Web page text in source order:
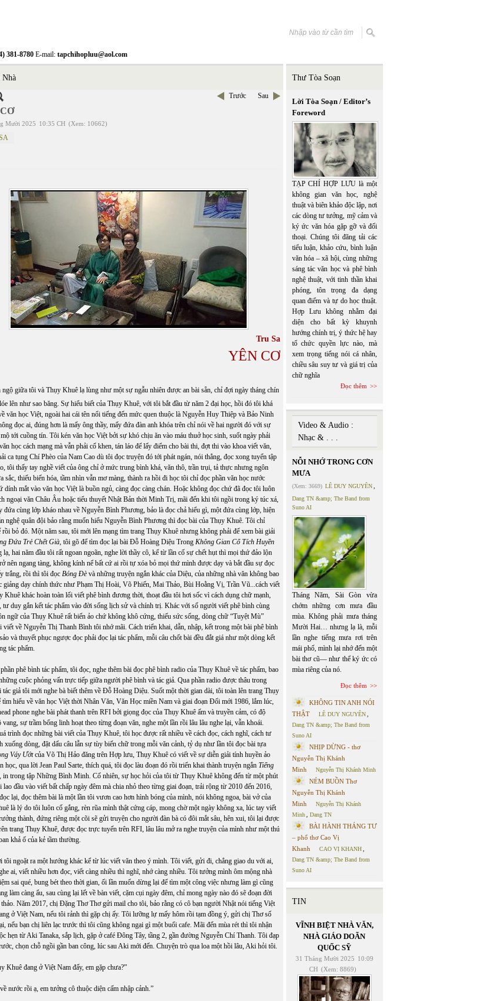
381-8780 E-mail: tapchihopluu@aol.com
Nhà
Trước Sau
Mười 2025 10:35 CH (Xem: 10662)
Tru Sa
YÊN CƠ
ngộ giữa tôi và Thụy Khuê lạ lùng như một sự ngẫu nhiên được an bài sẵn, chỉ đợi ngày tháng chín
lên như sao băng. Sự hiểu biết của Thụy Khuê, với tôi bắt đầu từ năm 2 đại học, hồi đó tôi khá
văn học Việt, ngoài hai cái tên nổi tiếng đến mức quen thuộc là Nguyễn Huy Thiệp và Bảo Ninh
đọc ai, đúng hơn là mấy ông thầy, mấy đứa đàn anh khóa trên chỉ nói về hai người đó với sự
tới cuồng tín. Tôi kén văn học Việt bởi sự khó chịu ăn vào máu thuở học sinh, suốt ngày phải
học cách mạng mà vẫn phải cố khen, tán láo để lấy điểm cho bài thi, đợt thi vào khoa viết văn,
ca tụng Chí Phèo của Nam Cao dù tôi đọc truyện đó tới phát ngán, nói thẳng, đọc xong tuyển tập
tôi thấy tay nghề viết của ông chỉ ở mức trung bình khá, văn thô, trần trụi, tả thực nhưng ngôn
sắc, thiếu biến hóa, tầm nhìn vẫn mơ màng, thành ra hồi đi học tôi chỉ đọc phần văn học nước
dính mắt vào văn học Việt là buồn ngủ, càng đọc càng chán. Hoặc không đọc chứ đã đọc tôi luôn
ngoại văn Châu Âu hoặc tiểu thuyết Nhật Bản thời Minh Trị, mãi đến khi tôi ngồi trong ký túc xá,
đứa cùng lớp kháo nhau về Nguyễn Bình Phương, bảo là đọc chả hiểu gì, một đứa cùng lớp, hiện
nghệ quân đội bảo rằng muốn hiểu Nguyễn Bình Phương thì đọc bài của Thụy Khuê. Tôi chỉ
rồi bỏ đó. Một năm sau, tôi mới lên mạng tìm trang Thụy Khuê nhưng không phải để xem bài giải
Đứa Trẻ Chết Già, tôi gõ để tìm đọc lại bài Đỗ Hoàng Diệu Trong Không Gian Cổ Tích Huyền
lạ, hai năm đầu tôi rất ngoan ngoãn, nghe lời thầy cô, kể từ lần cố sự chết hụt thì mọi thứ đảo lộn
nên ngang tàng, không kính nể bất cứ ai rồi tự xóa bỏ mọi thứ mình được dạy và bắt đầu sự đọc
trắng, rồi thì tôi đọc Bóng Đè và những truyện ngắn khác của Diệu, của những nhà văn không bao
giảng dạy chính thức như Phạm Thị Hoài, Võ Phiến, Mai Thảo, Bùi Hoằng Vị, Trần Vũ...cách viết
Khuê khác hoàn toàn lối viết phê bình đương thời, thoạt đầu tôi hơi sốc vì cách dụng chữ mạnh,
tư duy gắn kết tác phẩm vào đời sống lịch sử và chính trị. Khác với số người viết phê bình cùng
ngữ của Thụy Khuê rất biến ảo chứ không khô cứng, thiếu sức sống, dòng chữ “Tuyệt Mù”
viết về Nguyễn Thị Thanh Bình tôi nhớ mãi. Cách triển khai, dẫn, nhập, kết trong một bài phê bình
và thuyết phục ngược đọc phải đọc lại tác phẩm, mỗi câu chốt bài đều đắt giá như một dòng kết
tác phẩm.
phê bình tác phẩm, tôi đọc, nghe thêm bài đọc phê bình radio của Thụy Khuê về tác phẩm, bao
cuộc phỏng vấn trực tiếp giữa người phê bình và tác giả. Qua phần radio được thâu trong
tác giả tôi mới nghe bà biết thêm về Đỗ Hoàng Diệu. Suốt một thời gian dài, tôi toàn lên trang Thụy
tìm hiểu về văn học Việt thời Nhân Văn, Văn Học miền Nam và giai đoạn Đổi mới 1986, lắm lúc,
phone nghe bài phát thanh trên RFI bởi giọng đọc của Thụy Khuê ấm và truyền cảm, có độ
vang, sự trầm bổng linh hoạt theo từng đoạn văn, nghe một lần rồi lâu lâu nghe lại, vẫn khoái.
trình đọc những bài viết của Thụy Khuê, tôi học được rất nhiều về cách đọc, cách nghĩ, cách tư
xuống dòng, đặt dấu câu lẫn sự tùy biến chữ trong mỗi văn cảnh, tỷ dụ như lần tôi đọc bài tựa
Váy Ướtcủa Võ Thị Hảo đăng trên Hợp lưu, Thụy Khuê có viết về sự diễn giải tính huyền ảo
học, qua lời Jean Paul Sarte, thích quá, tôi đọc làu đoạn đó rồi triển khai thành truyện ngắn Tiếng
, in trong tập Những Bình Minh. Cố nhiên, sự học hỏi của tôi từ Thụy Khuê không đến từ một phút
lao đầu vào viết bất chấp ngày đêm mà chia nhỏ theo từng giai đoạn, trải rộng từ 2010 đến 2016,
lại, đọc thêm bài là một lần tôi vươn cao hơn hình bóng của mình, nói không ngoa, bài vở của
là lý do tôi luôn cố gắng, rèn rũa mình thật cứng cáp, mong chờ một ngày không xa, lúc tay viết
thành, đứng riêng một cõi sẽ gửi truyện cho người đàn bà có đôi mắt sâu, hên xui, tôi lại được
trang Thụy Khuê, được đọc trực tuyến trên RFI, lâu lâu mở ra nghe truyện của mình như một thú
khả ố của kẻ tầm thường.
tôi ngoặt ra một hướng khác kể từ lúc viết văn theo ý mình. Tôi viết, gửi đi, chẳng giao du với ai,
ai, viết nhiều hơn đọc, viết càng nhiều thì nghĩ, nhớ càng nhiều. Tôi tưởng mình ôm mộng nhà
sai qué, bung bét theo thời gian, ối lần muốn dừng lại để tìm một công việc nhưng làm gì cũng
làm càng ẩu, sau cùng lại lết về bàn viết, cặm cụi ngày đêm, chỉ mong ngày nào đó sẽ đoạn đời
thảo. Năm 2017, chị Đặng Thơ Thơ gửi mail cho tôi, bảo rằng có cô bạn người Nhật nói tiếng Việt
ở Việt Nam, nếu tôi rảnh thì gặp chị ấy. Tôi lưỡng lự mấy hôm rồi tạm đồng ý, gửi chị Thơ số
nếu bạn chị liên lạc trước thì tôi cũng không ngại gì một buổi cafe. Mãi đến mùa rét thì tôi nhận
hẹn từ Aki Tanaka, sắp lịch, gặp ở café Đông Tây, tầng 2, gần đường Nguyễn Chí Thanh. Tôi đạp
chọn chỗ ngồi gần ban công, lúc sau Aki mới đến. Chuyện trò qua loa một hồi lâu, Aki hỏi tôi.
Khuê đang ở Việt Nam đấy, em gặp chưa?”
nước rồi ạ, em tưởng cô thuộc diện cấm nhập cảnh.”
Thư Tòa Soạn
Lời Tòa Soạn / Editor’s
Foreword
TẠP CHÍ HỢP LƯU là một
không gian văn học, nghệ
thuật và biên khảo độc lập, nơi
các dòng tư tưởng, mỹ cảm và
ký ức văn hóa gặp gỡ và đối
thoại. Chúng tôi đăng tải các
tiểu luận, khảo cứu, bình luận
văn hóa – xã hội, cùng những
sáng tác văn học và phê bình
nghệ thuật, với tinh thần khai
phóng, tôn trọng đa dạng
quan điểm và tự do học thuật.
Hợp Lưu không nhằm đại
diện cho bất kỳ khuynh
hướng chính trị, ý thức hệ hay
tổ chức quyền lực nào, mà
xem trọng tiếng nói cá nhân,
chiều sâu suy tư và giá trị của
chữ nghĩa
Đọc thêm
Video & Audio :
Nhạc & . . .
NỖI NHỚ TRONG CƠN
MƯA
(Xem: 3669) LÊ DUY NGUYÊN
Dang TN &amp; The Band from
Suno AI
Tháng Năm, Sài Gòn vừa
chớm những cơn mưa đầu
mùa. Không phải mưa tháng
Mười Hai… nhưng lạ là, mỗi
lần nghe tiếng mưa rơi trên
mái phố, mình lại nhớ đến một
bài thơ cũ— như thể ký ức có
mùa riêng của nó.
Đọc thêm
KHÔNG TIN ANH NÓI
THẬT
LÊ DUY NGUYÊN
Dang TN &amp; The Band from
Suno AI
NHỊP DỪNG - thơ
Nguyễn Thị Khánh
Minh
Nguyễn Thị Khánh Minh
NÉM BUỒN Thơ
Nguyễn Thị Khánh
Minh
Nguyễn Thị Khánh
Minh
Dang TN
BÀI HÀNH THÁNG TƯ
– phổ thơ Cao Vị
Khanh
CAO VỊ KHANH
Dang TN &amp; The Band from
Suno AI
TIN
VĨNH BIỆT NHÀ VĂN,
NHÀ GIÁO DOÃN
QUỐC SỸ
31 Tháng Mười 2025 10:09
CH (Xem: 8869)